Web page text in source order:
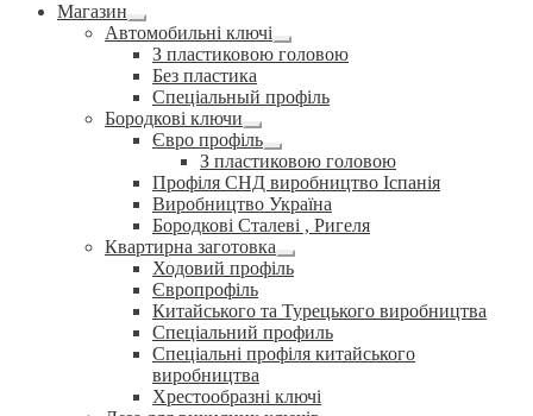
Магазин
Розгорнуте
вкладене
меню
Автомобильні ключі
Розгорнуте
вкладене
З пластиковою головою
Без пластика
Спеціальный профіль
Бородкові ключи
Розгорнуте
вкладене
меню
Євро профіль
Розгорнуте
вкладене
меню
З пластиковою головою
Профіля СНД виробництво Іспанія
Виробництво Україна
Бородкові Сталеві , Ригеля
Квартирна заготовка
Розгорнуте
вкладене
Ходовий профіль
Європрофіль
Китайського та Турецького виробництва
Спеціальний профиль
Спеціальні профіля китайського
виробництва
Хрестообразні ключі